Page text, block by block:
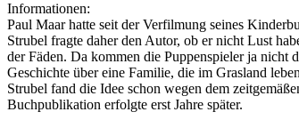
Informationen:
Paul Maarhatte seit der Verfilmung seines
Strubel fragte daher den Autor, ob er nicht Lust
der Fäden. Da kommen die Puppenspieler ja nicht
Geschichte über eine Familie, die im Grasland
Strubel fand die Idee schon wegen dem
Buchpublikation erfolgte erst Jahre später.